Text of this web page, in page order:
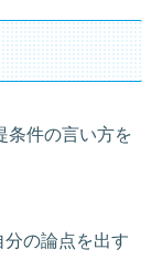
条件の言い方を
の論点を出す